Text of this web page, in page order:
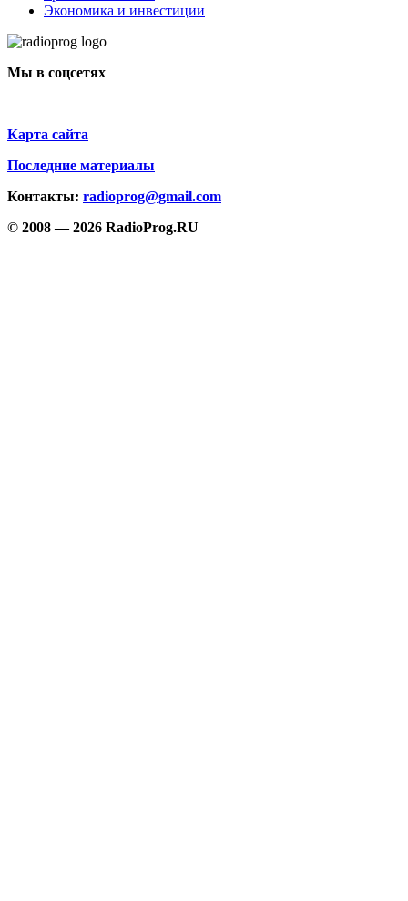
Экономика и инвестиции
Мы в соцсетях
Карта сайта
Последние материалы
Контакты: radioprog@gmail.com
© 2008 — 2026 RadioProg.RU